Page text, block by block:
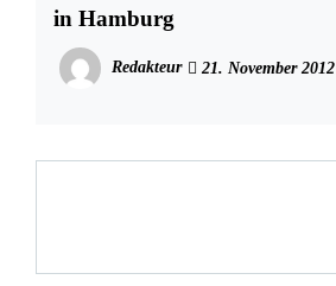
in Hamburg
Redakteur 21. November 2012